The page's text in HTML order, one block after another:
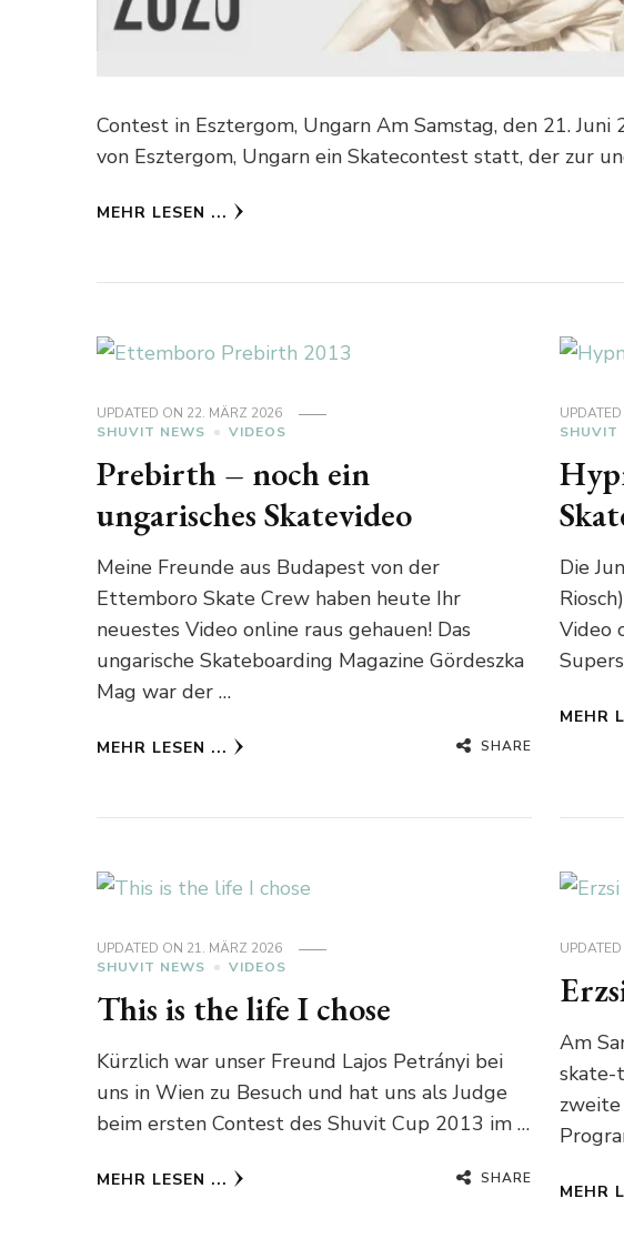
Contest in Esztergom, Ungarn Am Samstag, den 21.
von Esztergom, Ungarn ein Skatecontest statt, der zur
MEHR LESEN ...
UPDATED ON 22. MÄRZ 2026
SHUVIT NEWS
VIDEOS
Prebirth – noch ein
ungarisches Skatevideo
Meine Freunde aus Budapest von der
Ettemboro Skate Crew haben heute Ihr
neuestes Video online raus gehauen! Das
ungarische Skateboarding Magazine Gördeszka
Mag war der …
MEHR LESEN ... SHARE
SHUVIT
Die
Video
MEHR
UPDATED ON 21. MÄRZ 2026
SHUVIT NEWS
VIDEOS
This is the life I chose
Kürzlich war unser Freund Lajos Petrányi bei
uns in Wien zu Besuch und hat uns als Judge
beim ersten Contest des Shuvit Cup 2013 im …
MEHR LESEN ... SHARE
Am
skate-
MEHR